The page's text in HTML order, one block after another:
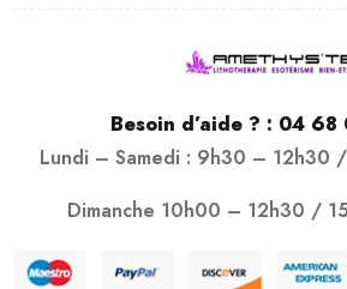
Besoin d’aide ? : 04 68
Lundi – Samedi : 9h30 – 12h30
Dimanche 10h00 – 12h30 /